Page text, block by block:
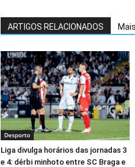
ARTIGOS RELACIONADOS
Desporto
Liga divulga horários das jornadas 3
e 4: dérbi minhoto entre SC Braga e